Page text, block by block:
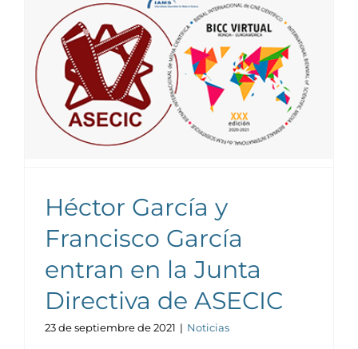
Noticias y publicaciones
Héctor García y
Francisco García
entran en la Junta
Directiva de ASECIC
23 de septiembre de 2021 | Noticias